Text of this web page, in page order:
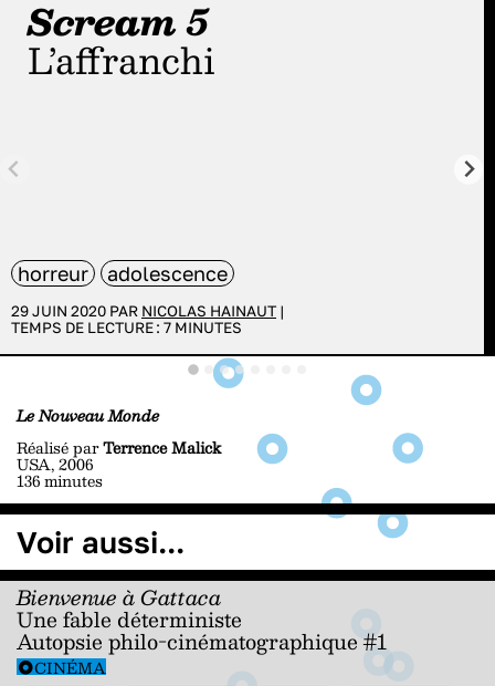
Scream 5
l’affranchi
horreur adolescence
29 JUIN 2020 PAR NICOLAS HAINAUT |
TEMPS DE LECTURE : 7 MINUTES
Le Nouveau Monde
Réalisé parTerrence Malick
USA, 2006
136 minutes
Voir aussi...
Bienvenue à Gattaca
Une fable déterministe
Autopsie philo-cinématographique #1
CINÉMA